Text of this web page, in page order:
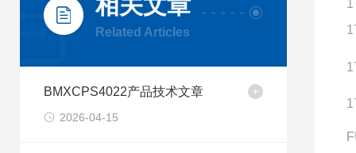
Related Articles
BMXCPS4022产品技术文章
2026-04-15